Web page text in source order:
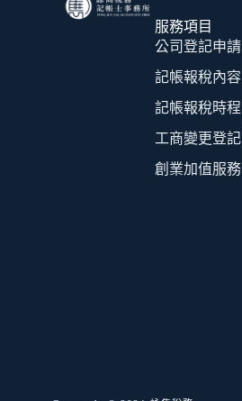
服務項目
公司登記申請
記帳報稅內容
記帳報稅時程
工商變更登記
創業加值服務